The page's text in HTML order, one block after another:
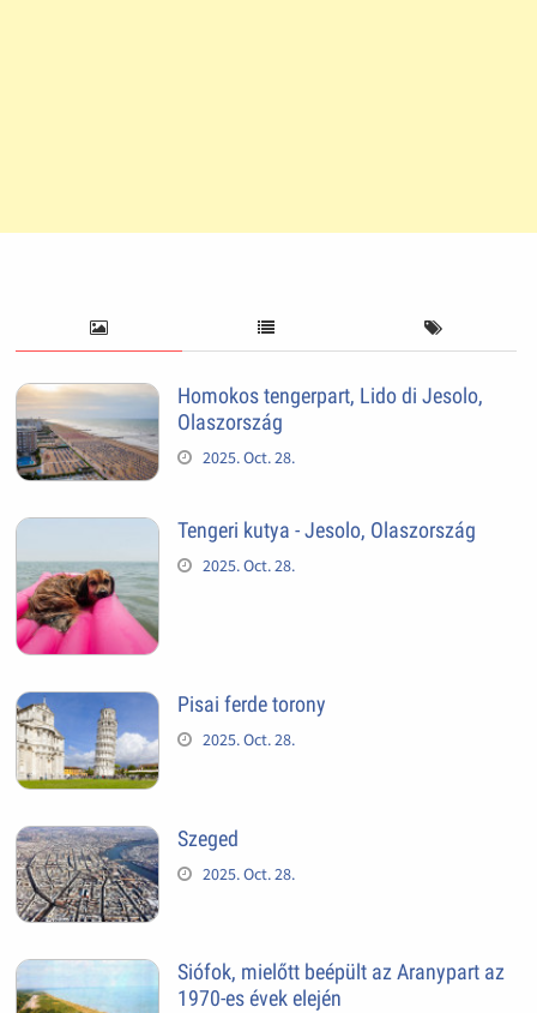
Homokos tengerpart, Lido di Jesolo,
Olaszország
2025. Oct. 28.
Tengeri kutya - Jesolo, Olaszország
2025. Oct. 28.
Pisai ferde torony
2025. Oct. 28.
Szeged
2025. Oct. 28.
Siófok, mielőtt beépült az Aranypart az
1970-es évek elején